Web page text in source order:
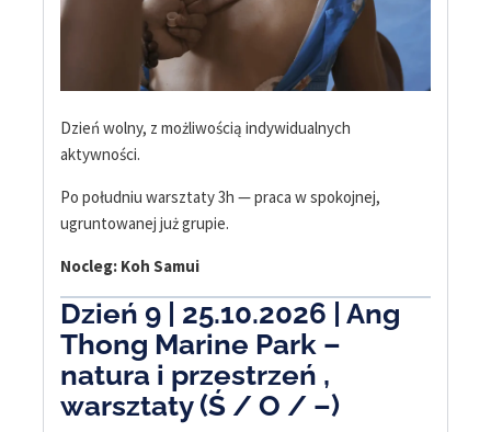
Dzień wolny, z możliwością indywidualnych
aktywności.
Po południu warsztaty 3h — praca w spokojnej,
ugruntowanej już grupie.
Nocleg: Koh Samui
Dzień 9 | 25.10.2026
| Ang
Thong Marine Park –
natura i przestrzeń ,
warsztaty (Ś / O / –)